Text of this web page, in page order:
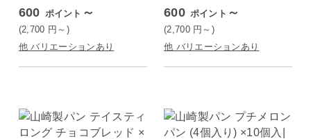
600 ポイント ～
(2,700 円 ～)
他 バリエーションあり
600 ポイント ～
(2,700 円 ～)
他 バリエーションあり